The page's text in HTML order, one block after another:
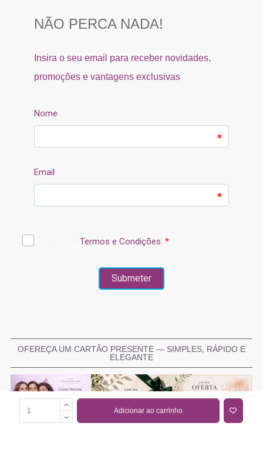
Adicionar ao carrinho
OFEREÇA UM CARTÃO PRESENTE — SIMPLES, RÁPIDO E
ELEGANTE